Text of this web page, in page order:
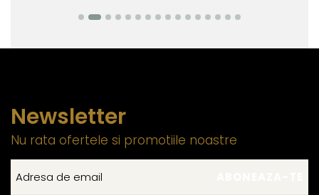
Newsletter
Nu rata ofertele si promotiile noastre